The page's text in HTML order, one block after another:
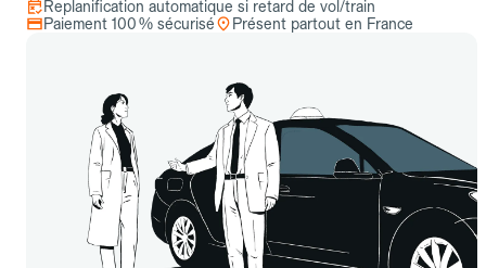
Replanification automatique si retard de vol/train
Paiement 100 % sécurisé
Présent partout en France